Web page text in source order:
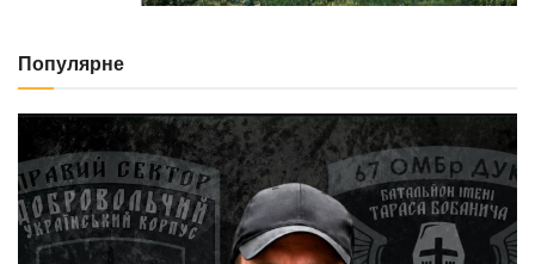
Популярне